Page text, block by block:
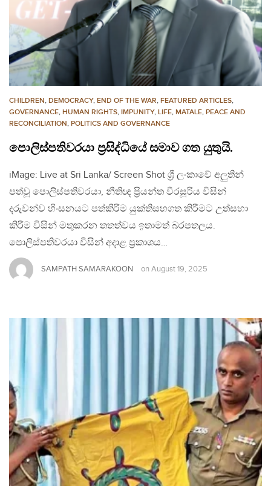
CHILDREN, DEMOCRACY, END OF THE WAR, FEATURED ARTICLES,
GOVERNANCE, HUMAN RIGHTS, IMPUNITY, LIFE, MATALE, PEACE AND
RECONCILIATION, POLITICS AND GOVERNANCE
පොලිස්පතිවරයා ප්‍රසිද්ධියේ සමාව ගත යුතුයි.
iMage: Live at Sri Lanka/ Screen Shot ශ්‍රී ලංකාවේ අලුතින්
පත්වූ පොලිස්පතිවරයා, නීතිඥ ප්‍රියන්ත වීරසූරිය විසින්
දරුවන්ව හිංසනයට පත්කිරීම යුක්තිසහගත කිරීමට උත්සහා
කිරීම විසින් මතුකරන තතත්වය ඉතාමත් බරපතලය.
පොලිස්පතිවරයා විසින් අදාළ ප්‍රකාශය…
SAMPATH SAMARAKOON on August 19, 2025